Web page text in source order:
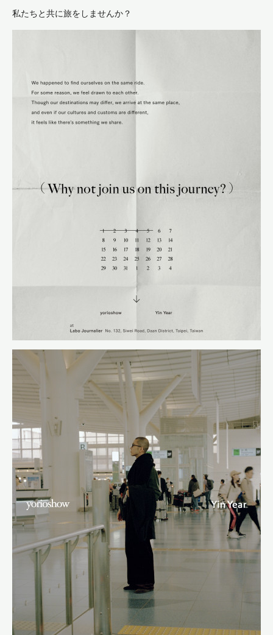
私たちと共に旅をしませんか？